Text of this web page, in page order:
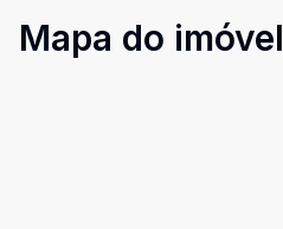
Mapa do imóvel